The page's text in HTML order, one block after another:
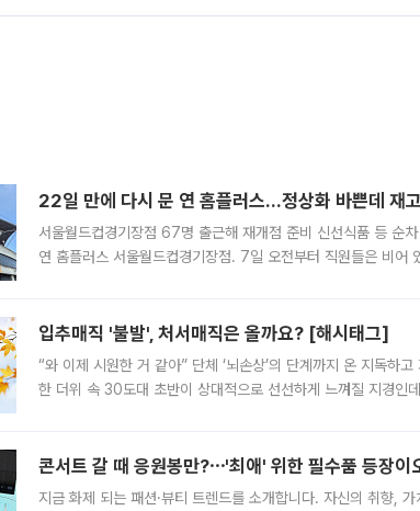
22일 만에 다시 문 연 홈플러스…정상화 바쁜데 재
서울월드컵경기장점 67명 출근해 재개점 준비 신선식품 등 순
연 홈플러스 서울월드컵경기장점. 7일 오전부터 직원들은 비어
입추매직 '불발', 처서매직은 올까요? [해시태그]
“와 이제 시원한 거 같아” 단체 ‘뇌손상’의 단계까지 온 지독하
한 더위 속 30도대 초반이 상대적으로 선선하게 느껴질 지경인
콘서트 갈 때 응원봉만?⋯'최애' 위한 필수품 등장이
지금 화제 되는 패션·뷰티 트렌드를 소개합니다. 자신의 취향,